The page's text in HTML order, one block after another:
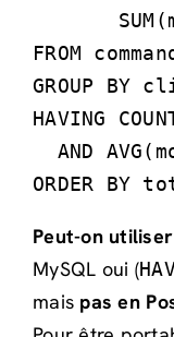
FROM
GROUP BY
HAVING
AND
ORDER BY
Peut-on
MySQL oui (
mais pas en